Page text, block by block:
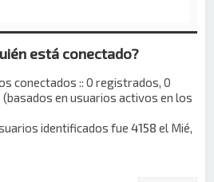
está conectado?
conectados :: 0 registrados, 0
en usuarios activos en los
identificados fue4158 el Mié,